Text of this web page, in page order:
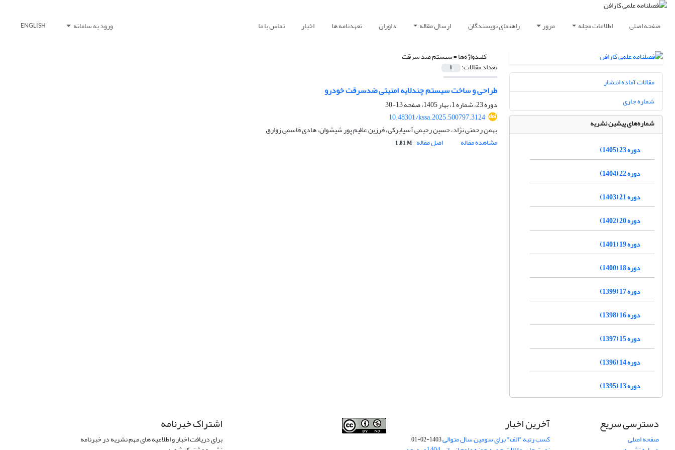
صفحه اصلی اطلاعات مجله مرور راهنمای نویسندگان ارسال مقاله داوران تعهدنامه ها اخبار تماس با ما ورود به سامانه ENGLISH
کلیدواژه‌ها =سیستم ضد سرقت
تعداد مقالات: 1
طراحی و ساخت سیستم چندلایه امنیتی ضدسرقت خودرو
دوره 23، شماره 1، بهار 1405، صفحه
13-30
10.48301/kssa.2025.500797.3124
بهمن رحمتی نِژاد، حسین رحیمی آسیابرکی، فرزین عظیم پور شیشوان، هادی قاسمی زوارق
مشاهده مقاله
اصل مقاله 1.81 M
مقالات آماده انتشار
شماره جاری
شماره‌های پیشین نشریه
دوره 23 (1405)
دوره 22 (1404)
دوره 21 (1403)
دوره 20 (1402)
دوره 19 (1401)
دوره 18 (1400)
دوره 17 (1399)
دوره 16 (1398)
دوره 15 (1397)
دوره 14 (1396)
دوره 13 (1395)
دسترسی سریع
صفحه اصلی
آخرین اخبار
کسب رتبه "الف" برای سومین سال متوالی1403-02-01
اشتراک خبرنامه
برای دریافت اخبار و اطلاعیه های مهم نشریه در خبرنامه